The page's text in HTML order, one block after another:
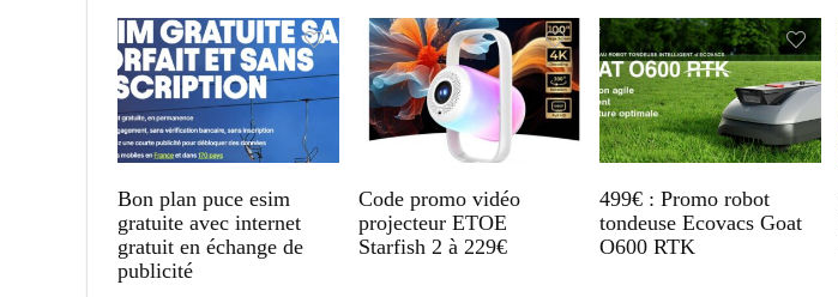
Bon plan puce esim
gratuite avec internet
gratuit en échange de
publicité
Code promo vidéo
projecteur ETOE
Starfish 2 à 229€
499€ : Promo robot
tondeuse Ecovacs Goat
O600 RTK